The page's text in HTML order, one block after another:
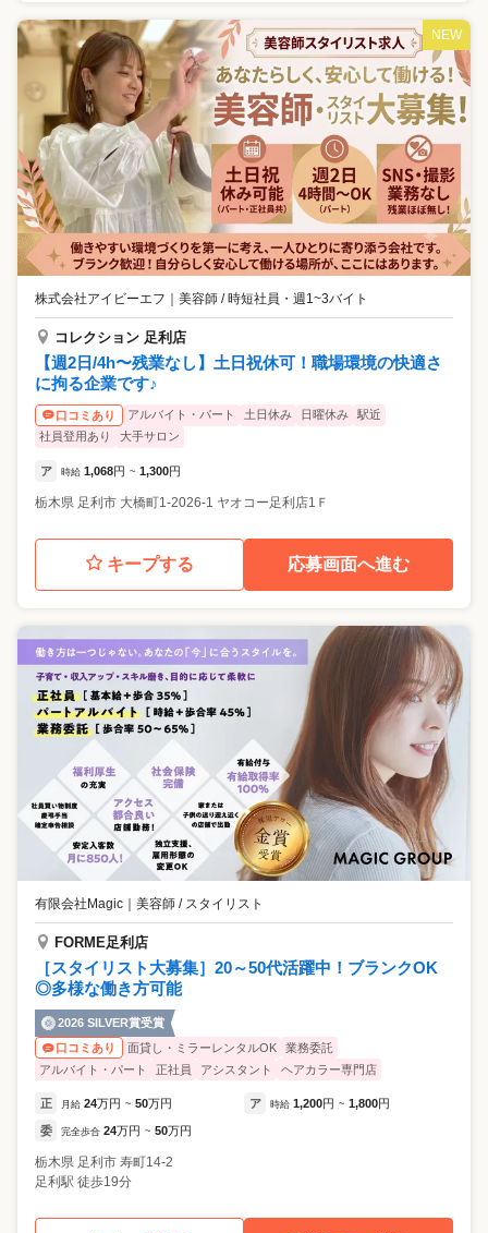
NEW
株式会社アイビーエフ ｜ 美容師 / 時短社員・週1~3バイト
コレクション 足利店
【週2日/4h〜残業なし】土日祝休可！職場環境の快適さ
に拘る企業です♪
口コミあり アルバイト・パート 土日休み 日曜休み
駅近
社員登用あり
大手サロン
ア 時給 1,068円 ~ 1,300円
栃木県 足利市 大橋町1-2026-1 ヤオコー足利店1Ｆ
キープする 応募画面へ進む
有限会社Magic 美容師 / スタイリスト
FORME足利店
［スタイリスト大募集］20～50代活躍中！ブランクOK
◎多様な働き方可能
2026 SILVER賞受賞
口コミあり
面貸し・ミラーレンタルOK
業務委託
アルバイト・パート
正社員 アシスタント ヘアカラー専門店
正 月給 24万円 ~ 50万円 ア 時給 1,200円 ~ 1,800円
委 完全歩合 24万円 ~ 50万円
栃木県 足利市 寿町14-2
足利駅 徒歩19分